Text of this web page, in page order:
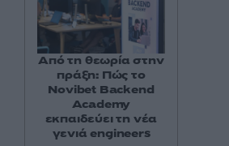
Από τη θεωρία στην
πράξη: Πώς το
Novibet Backend
Academy
εκπαιδεύει τη νέα
γενιά engineers